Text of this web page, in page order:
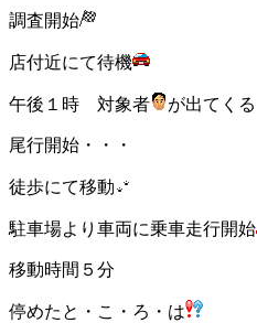
調査開始
店付近にて待機
午後１時 対象者 が出てくる
尾行開始・・・
徒歩にて移動
駐車場より車両に乗車走行開始
移動時間５分
停めたと・こ・ろ・は